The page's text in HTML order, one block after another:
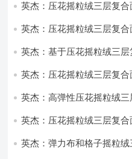
英杰：压花摇粒绒三层复
英杰：压花摇粒绒三层复
英杰：基于压花摇粒绒三
英杰：压花摇粒绒三层复
英杰：高弹性压花摇粒绒
英杰：压花摇粒绒三层复
英杰：弹力布和格子摇粒